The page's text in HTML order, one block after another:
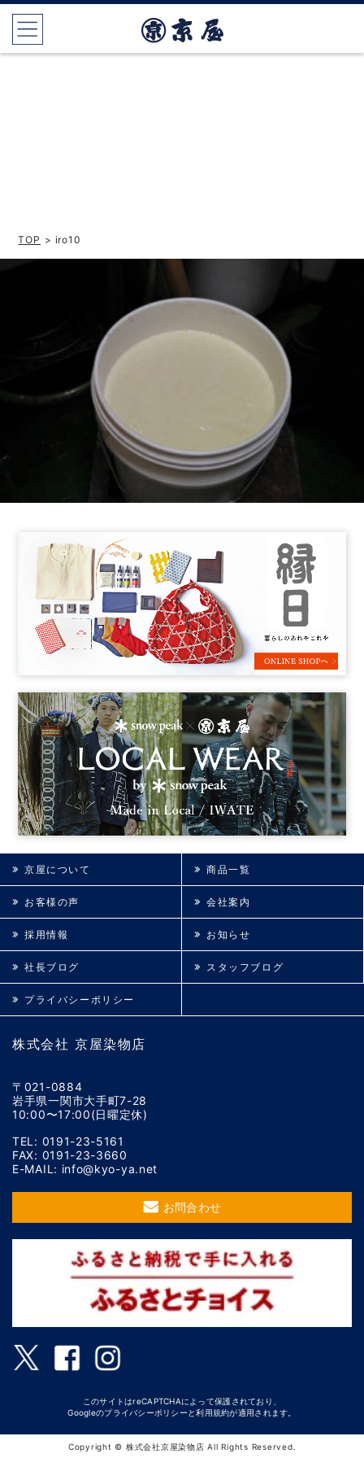
TOP > iro10
株式会社 京屋染物店
〒021-0884
岩手県一関市大手町7-28
10:00〜17:00(日曜定休)
TEL: 0191-23-5161
FAX: 0191-23-3660
E-MAIL: info@kyo-ya.net
お問合わせ
京屋について 商品一覧
お客様の声 会社案内
採用情報 お知らせ
社長ブログ スタッフブログ
プライバシーポリシー
このサイトはreCAPTCHAによって保護されており、
Googleのプライバシーポリシー と利用規約が適用されます。
Copyright © 株式会社京屋染物店 All Rights Reserved.